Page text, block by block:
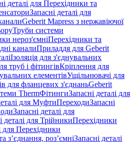
деталі для Перехідники та
Запасні деталі для
Geberit Mapress з нержавіючої
Труби системи
нероз'ємніПерехідники та
каналиПриладдя для Geberit
Ізоляція для з'єднувальних
труб і фітингівКріплення для
елементівУщільнювачі для
для фланцевих з'єднаньGeberit
ThermФітингиЗапасні деталі для
для МуфтиПереходиЗапасні
Запасні деталі для
деталі для ТрійникиПерехідники
для Перехідники
з’єднання, роз’ємніЗапасні деталі